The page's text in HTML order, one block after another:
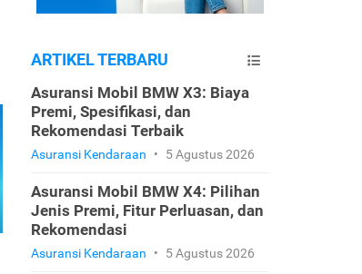
ARTIKEL TERBARU
Asuransi Mobil BMW X3: Biaya
Premi, Spesifikasi, dan
Rekomendasi Terbaik
Asuransi Kendaraan • 5 Agustus 2026
Asuransi Mobil BMW X4: Pilihan
Jenis Premi, Fitur Perluasan, dan
Rekomendasi
Asuransi Kendaraan • 5 Agustus 2026